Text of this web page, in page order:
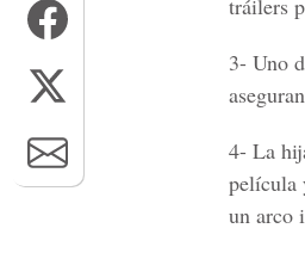
tráilers
3- Uno
4- La
película
un arco